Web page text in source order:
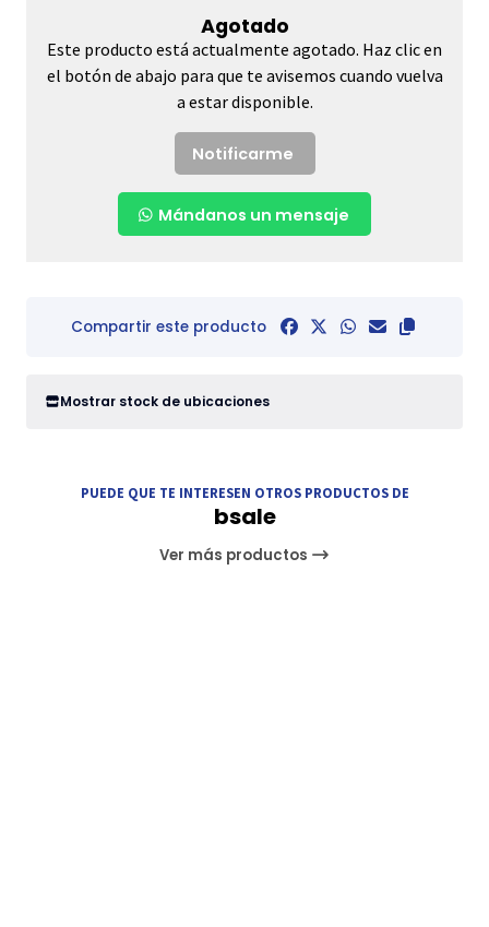
Agotado
Este producto está actualmente agotado. Haz clic en
el botón de abajo para que te avisemos cuando vuelva
a estar disponible.
Notificarme
Mándanos un mensaje
Compartir este producto
Mostrar stock de ubicaciones
PUEDE QUE TE INTERESEN OTROS PRODUCTOS DE
bsale
Ver más productos